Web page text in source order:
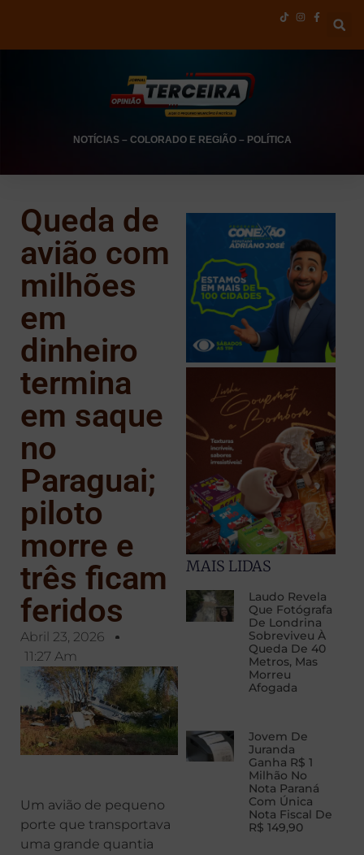
NOTÍCIAS– COLORADO E REGIÃO– POLÍTICA
Queda de
avião com
milhões
em
dinheiro
termina
em saque
no
Paraguai;
piloto
morre e
três ficam
feridos
Abril 23, 2026
11:27 Am
Um avião de pequeno
porte que transportava
uma grande quantia
MAIS LIDAS
Laudo Revela
Que Fotógrafa
De Londrina
Sobreviveu À
Queda De 40
Metros, Mas
Morreu
Afogada
Jovem De
Juranda
Ganha R$ 1
Milhão No
Nota Paraná
Com Única
Nota Fiscal De
R$ 149,90